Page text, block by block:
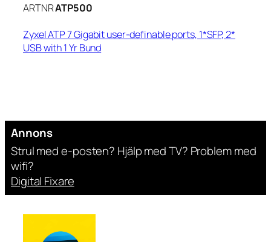
ARTNRATP500
Zyxel ATP 7 Gigabit user-definable ports, 1*SFP, 2*
USB with 1 Yr Bund
Annons
Strul med e-posten? Hjälp med TV? Problem med
wifi?
Digital Fixare